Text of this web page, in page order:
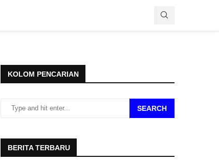
KOLOM PENCARIAN
SEARCH
BERITA TERBARU